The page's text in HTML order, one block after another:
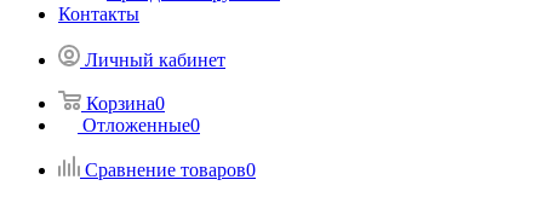
Контакты
Личный кабинет
Корзина0
Отложенные0
Сравнение товаров0